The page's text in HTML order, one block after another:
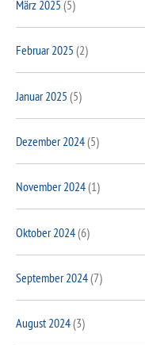
März 2025 (5)
Februar 2025 (2)
Januar 2025 (5)
Dezember 2024(5)
November 2024(1)
Oktober 2024(6)
September 2024(7)
August 2024(3)